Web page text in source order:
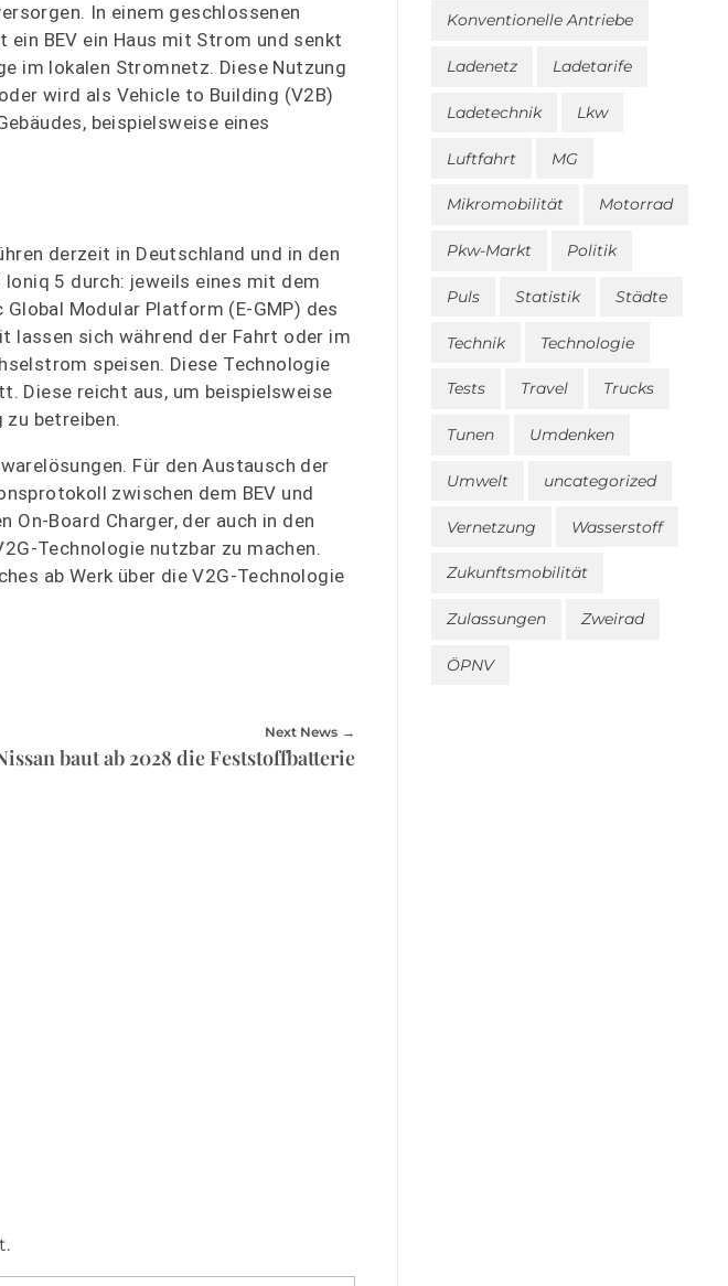
In einem geschlossenen
BEV ein Haus mit Strom und senkt
im lokalen Stromnetz. Diese Nutzung
wird als Vehicle to Building (V2B)
beispielsweise eines
derzeit in Deutschland und in den
5 durch: jeweils eines mit dem
Modular Platform (E-GMP) des
lassen sich während der Fahrt oder im
speisen. Diese Technologie
Diese reicht aus, um beispielsweise
betreiben.
Für den Austausch der
zwischen dem BEV und
Board Charger, der auch in den
Technologie nutzbar zu machen.
ab Werk über die V2G-Technologie
Next News
baut ab 2028 die Feststoffbatterie
Konventionelle Antriebe
Ladenetz Ladetarife
Ladetechnik Lkw
Luftfahrt MG
Mikromobilität Motorrad
Pkw-Markt Politik
Puls Statistik Städte
Technik Technologie
Tests Travel Trucks
Tunen Umdenken
Umwelt uncategorized
Vernetzung Wasserstoff
Zukunftsmobilität
Zulassungen Zweirad
ÖPNV